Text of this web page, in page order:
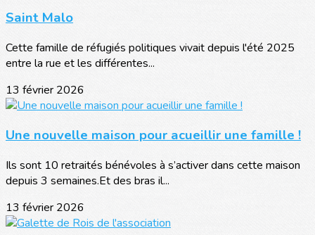
Saint Malo
Cette famille de réfugiés politiques vivait depuis l'été 2025
entre la rue et les différentes...
13 février 2026
Une nouvelle maison pour acueillir une famille !
Ils sont 10 retraités bénévoles à s’activer dans cette maison
depuis 3 semaines.Et des bras il...
13 février 2026